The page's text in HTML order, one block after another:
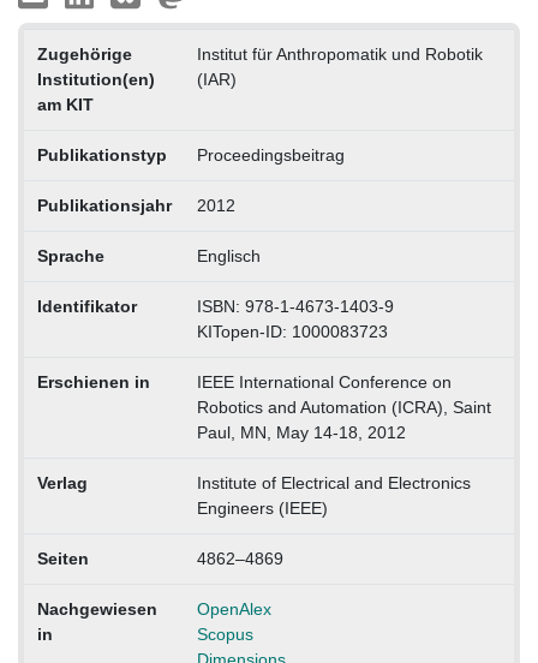
Zugehörige
Institution(en)
am KIT
Institut für Anthropomatik und Robotik
(IAR)
Publikationstyp Proceedingsbeitrag
Publikationsjahr 2012
Sprache Englisch
Identifikator
ISBN: 978-1-4673-1403-9
KITopen-ID: 1000083723
Erschienen in
IEEE International Conference on
Robotics and Automation (ICRA), Saint
Paul, MN, May 14-18, 2012
Verlag
Institute of Electrical and Electronics
Engineers (IEEE)
Seiten 4862–4869
Nachgewiesen
in
OpenAlex
Scopus
Dimensions